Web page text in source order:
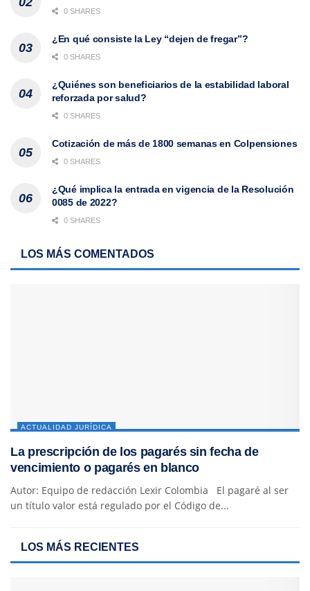
0 SHARES
¿En qué consiste la Ley “dejen de fregar”?
0 SHARES
¿Quiénes son beneficiarios de la estabilidad laboral
reforzada por salud?
0 SHARES
Cotización de más de 1800 semanas en Colpensiones
0 SHARES
¿Qué implica la entrada en vigencia de la Resolución
0085 de 2022?
0 SHARES
LOS MÁS COMENTADOS
ACTUALIDAD JURÍDICA
La prescripción de los pagarés sin fecha de
vencimiento o pagarés en blanco
Autor: Equipo de redacción Lexir Colombia El pagaré al ser
un título valor está regulado por el Código de...
LOS MÁS RECIENTES